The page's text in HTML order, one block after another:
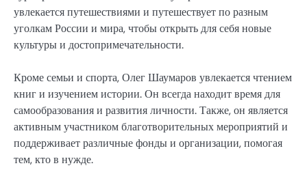
увлекается путешествиями и путешествует по разным
уголкам России и мира, чтобы открыть для себя новые
культуры и достопримечательности.
Кроме семьи и спорта, Олег Шаумаров увлекается чтением
книг и изучением истории. Он всегда находит время для
самообразования и развития личности. Также, он является
активным участником благотворительных мероприятий и
поддерживает различные фонды и организации, помогая
тем, кто в нужде.